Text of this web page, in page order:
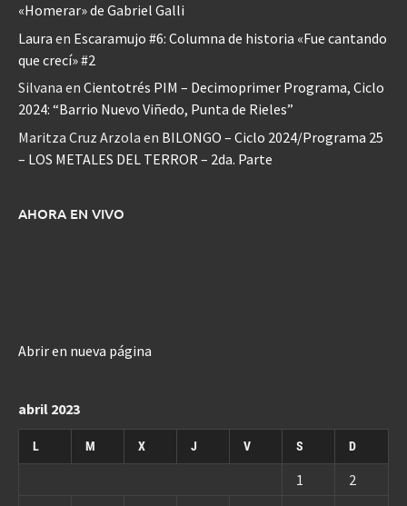
«Homerar» de Gabriel Galli
Laura en Escaramujo #6: Columna de historia «Fue cantando
que crecí» #2
Silvana en Cientotrés PIM – Decimoprimer Programa, Ciclo
2024: “Barrio Nuevo Viñedo, Punta de Rieles”
Maritza Cruz Arzola en BILONGO – Ciclo 2024/Programa 25
– LOS METALES DEL TERROR – 2da. Parte
AHORA EN VIVO
Abrir en nueva página
abril 2023
L M X J V S D
1
2